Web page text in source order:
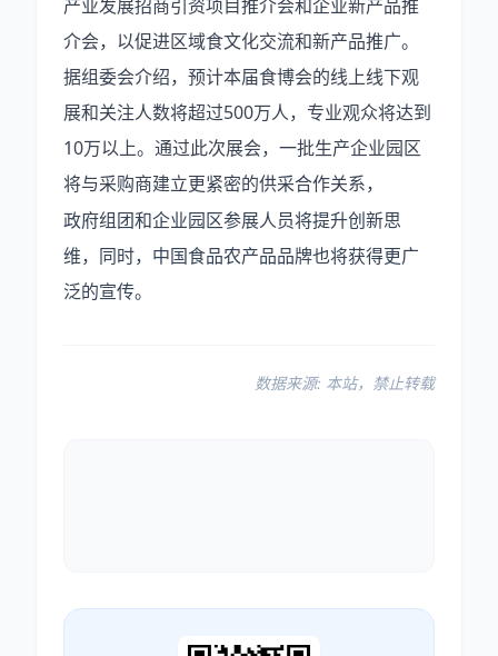
产业发展招商引资项目推介会和企业新产品推
介会，以促进区域食文化交流和新产品推广。
据组委会介绍，预计本届食博会的线上线下观
展和关注人数将超过500万人，专业观众将达到
10万以上。通过此次展会，一批生产企业园区
将与采购商建立更紧密的供采合作关系，
政府组团和企业园区参展人员将提升创新思
维，同时，中国食品农产品品牌也将获得更广
泛的宣传。
数据来源: 本站，禁止转载